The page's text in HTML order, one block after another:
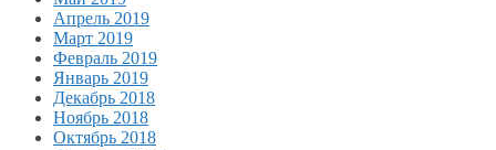
Апрель 2019
Март 2019
Февраль 2019
Январь 2019
Декабрь 2018
Ноябрь 2018
Октябрь 2018